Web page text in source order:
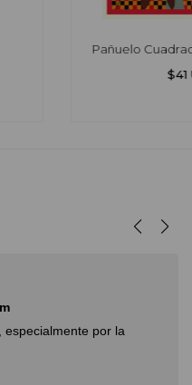
Pañuelo
$41
especialmente por la